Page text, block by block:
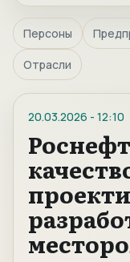
Персоны
Отрасли
20.03.2026 - 12:10